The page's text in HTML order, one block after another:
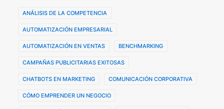
ANÁLISIS DE LA COMPETENCIA
AUTOMATIZACIÓN EMPRESARIAL
AUTOMATIZACIÓN EN VENTAS BENCHMARKING
CAMPAÑAS PUBLICITARIAS EXITOSAS
CHATBOTS EN MARKETING COMUNICACIÓN CORPORATIVA
CÓMO EMPRENDER UN NEGOCIO